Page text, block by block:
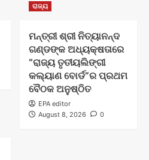
ରାଜ୍ୟ
ମନ୍ତ୍ରୀ ଶ୍ରୀ ନିତ୍ୟାନନ୍ଦ
ଗଣ୍ଡଙ୍କ ଅଧ୍ୟକ୍ଷତାରେ
“ରାଜ୍ୟ ତୃତୀୟଲିଙ୍ଗୀ
କଲ୍ୟାଣ ବୋର୍ଡ”ର ପ୍ରଥମ
ବୈଠକ ଅନୁଷ୍ଠିତ
EPA editor
August 8, 2026
0